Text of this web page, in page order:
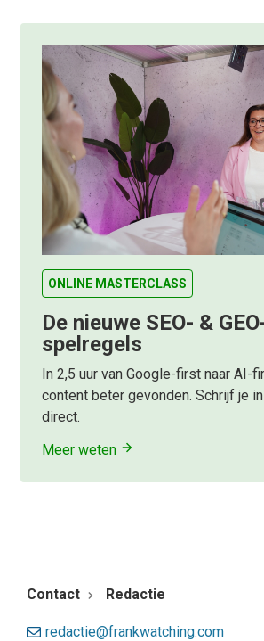
ONLINE MASTERCLASS
De nieuwe SEO- &
spelregels
In 2,5 uur van Google-first naar AI-
content beter gevonden. Schrijf je
direct.
Meer weten
Contact Redactie
redactie@frankwatching.com